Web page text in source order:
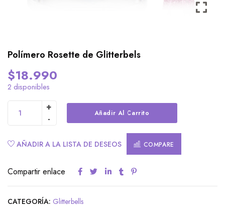
Polímero Rosette de Glitterbels
$18.990
2 disponibles
Añadir Al Carrito
AÑADIR A LA LISTA DE DESEOS COMPARE
Compartir enlace
CATEGORÍA: Glitterbells